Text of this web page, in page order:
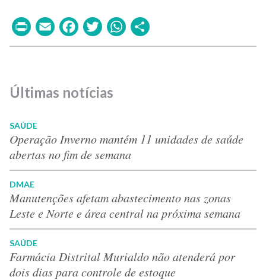
PrintEmailFacebook
TwitterWhatsApp
Últimas notícias
SAÚDE
Operação Inverno mantém 11 unidades de saúde
abertas no fim de semana
DMAE
Manutenções afetam abastecimento nas zonas
Leste e Norte e área central na próxima semana
SAÚDE
Farmácia Distrital Murialdo não atenderá por
dois dias para controle de estoque